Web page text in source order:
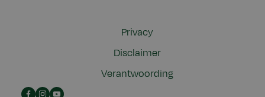
Privacy
Disclaimer
Verantwoording
Facebook
Instagram
YouTube